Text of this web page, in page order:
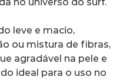
leve e macio,
ou mistura de fibras,
agradável na pele e
ideal para o uso no